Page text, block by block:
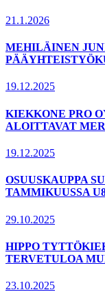
21.1.2026
MEHILÄINEN
19.12.2025
KIEKKONE PRO
ALOITTAVAT
19.12.2025
OSUUSKAUPPA
TAMMIKUUSSA
29.10.2025
HIPPO
TERVETULOA
23.10.2025